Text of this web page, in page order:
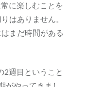
に楽しむことを
はありません。
まだ時間がある
2週目ということ